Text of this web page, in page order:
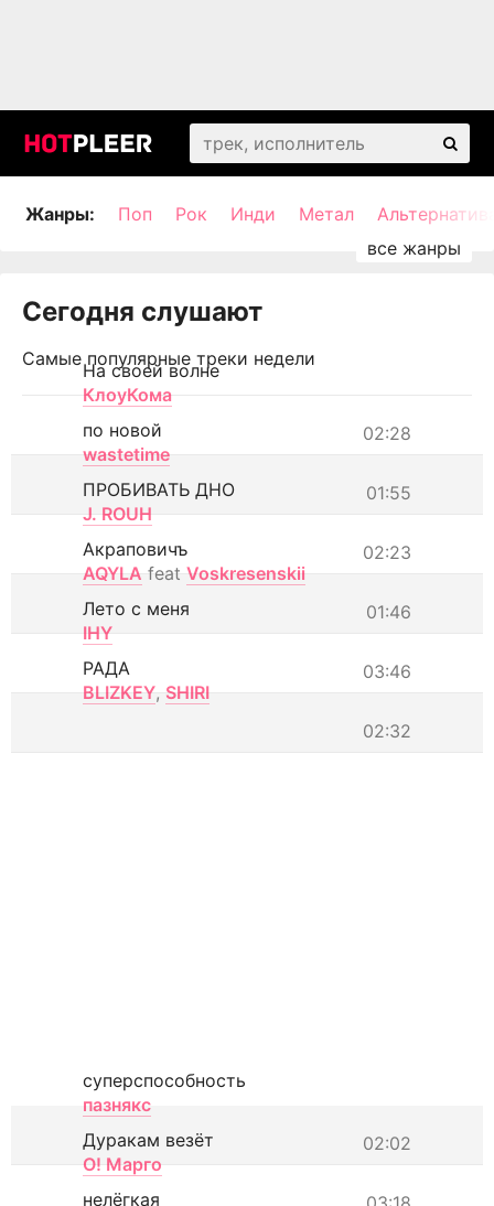
Жанры: Поп Рок Инди Метал
Сегодня слушают
Самые популярные треки недели
На своей волне
КлоуКома
02:28
по новой
wastetime
01:55
ПРОБИВАТЬ ДНО
J. ROUH
02:23
Акраповичъ
AQYLA feat Voskresenskii
01:46
Лето с меня
IHY
03:46
РАДА
BLIZKEY, SHIRI
02:32
суперспособность
пазнякс
02:02
Дуракам везёт
О! Марго
нелёгкая